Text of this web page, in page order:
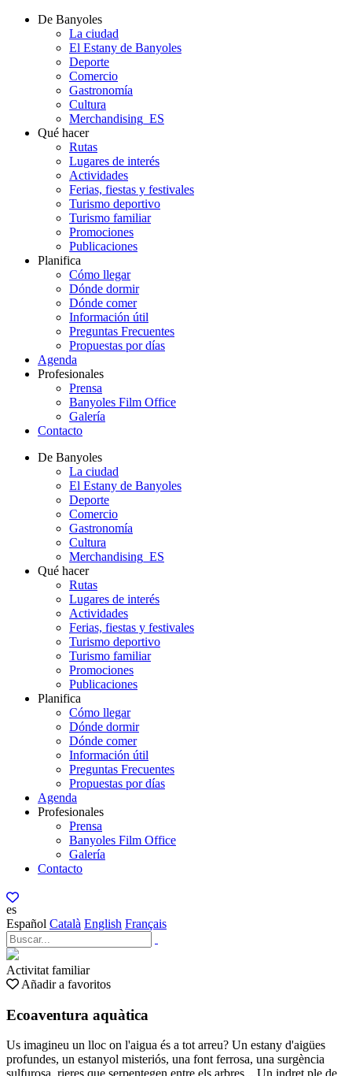
De Banyoles
La ciudad
El Estany de Banyoles
Deporte
Comercio
Gastronomía
Cultura
Merchandising_ES
Qué hacer
Rutas
Lugares de interés
Actividades
Ferias, fiestas y festivales
Turismo deportivo
Turismo familiar
Promociones
Publicaciones
Planifica
Cómo llegar
Dónde dormir
Dónde comer
Información útil
Preguntas Frecuentes
Propuestas por días
Agenda
Profesionales
Prensa
Banyoles Film Office
Galería
Contacto
De Banyoles
La ciudad
El Estany de Banyoles
Deporte
Comercio
Gastronomía
Cultura
Merchandising_ES
Qué hacer
Rutas
Lugares de interés
Actividades
Ferias, fiestas y festivales
Turismo deportivo
Turismo familiar
Promociones
Publicaciones
Planifica
Cómo llegar
Dónde dormir
Dónde comer
Información útil
Preguntas Frecuentes
Propuestas por días
Agenda
Profesionales
Prensa
Banyoles Film Office
Galería
Contacto
es
Español Català English Français
Activitat familiar
Añadir a favoritos
Ecoaventura aquàtica
Us imagineu un lloc on l'aigua és a tot arreu? Un estany d'aigües
profundes, un estanyol misteriós, una font ferrosa, una surgència